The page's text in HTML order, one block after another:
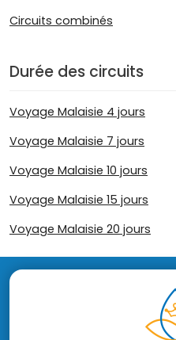
Circuits combinés
Durée des circuits
Voyage Malaisie 4 jours
Voyage Malaisie 7 jours
Voyage Malaisie 10 jours
Voyage Malaisie 15 jours
Voyage Malaisie 20 jours